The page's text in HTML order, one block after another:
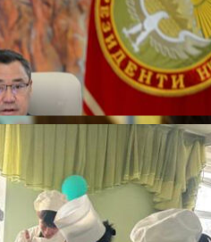
ЗОМБУЛУКТАН КОРГОО
07.08.2026
КЫРГЫЗ ТАРЫХЫ
КӨРКӨМ ТАСМАСЫ
07.08.2026
ПРЕЗИДЕНТ САДЫР
МАМЛЕКЕТТЕРДИН
ЖОЛУГУШТУ
07.08.2026
Абитуриент